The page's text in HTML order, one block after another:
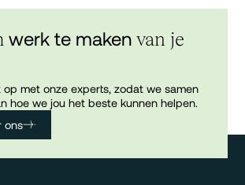
werk te makenvan je
met onze experts, zodat we samen
hoe we jou het beste kunnen helpen.
ons